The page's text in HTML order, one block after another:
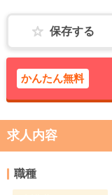
保存する
かんたん無料
求人内容
職種